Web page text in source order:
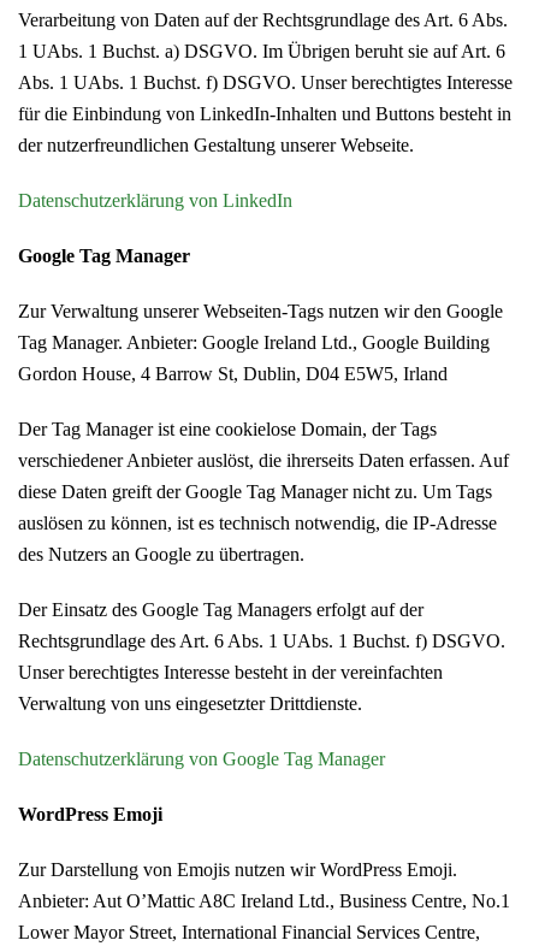
Verarbeitung von Daten auf der Rechtsgrundlage des Art. 6 Abs.
1 UAbs. 1 Buchst. a) DSGVO. Im Übrigen beruht sie auf Art. 6
Abs. 1 UAbs. 1 Buchst. f) DSGVO. Unser berechtigtes Interesse
für die Einbindung von LinkedIn-Inhalten und Buttons besteht in
der nutzerfreundlichen Gestaltung unserer Webseite.
Datenschutzerklärung von LinkedIn
Google Tag Manager
Zur Verwaltung unserer Webseiten-Tags nutzen wir den Google
Tag Manager. Anbieter: Google Ireland Ltd., Google Building
Gordon House, 4 Barrow St, Dublin, D04 E5W5, Irland
Der Tag Manager ist eine cookielose Domain, der Tags
verschiedener Anbieter auslöst, die ihrerseits Daten erfassen. Auf
diese Daten greift der Google Tag Manager nicht zu. Um Tags
auslösen zu können, ist es technisch notwendig, die IP-Adresse
des Nutzers an Google zu übertragen.
Der Einsatz des Google Tag Managers erfolgt auf der
Rechtsgrundlage des Art. 6 Abs. 1 UAbs. 1 Buchst. f) DSGVO.
Unser berechtigtes Interesse besteht in der vereinfachten
Verwaltung von uns eingesetzter Drittdienste.
Datenschutzerklärung von Google Tag Manager
WordPress Emoji
Zur Darstellung von Emojis nutzen wir WordPress Emoji.
Anbieter: Aut O’Mattic A8C Ireland Ltd., Business Centre, No.1
Lower Mayor Street, International Financial Services Centre,